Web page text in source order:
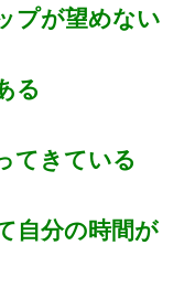
プが望めない
る
てきている
自分の時間が